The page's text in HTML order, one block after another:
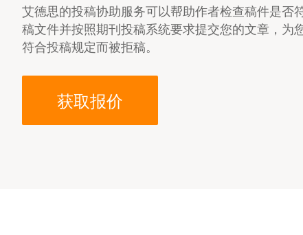
艾德思的投稿协助服务可以帮助作者检查稿件是
稿文件并按照期刊投稿系统要求提交您的文章，
符合投稿规定而被拒稿。
获取报价